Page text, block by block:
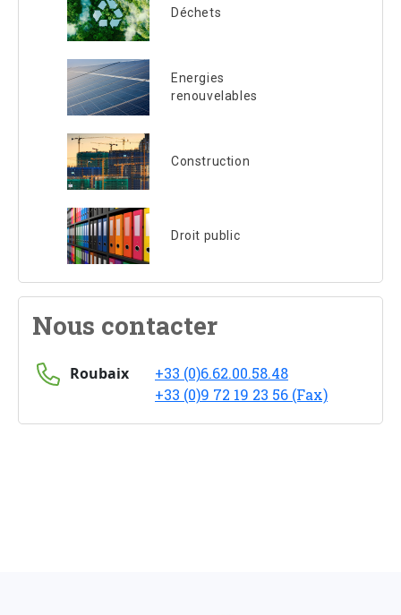
Déchets
Energies
renouvelables
Construction
Droit public
Nous contacter
Roubaix
+33 (0)6.62.00.58.48
+33 (0)9 72 19 23 56 (Fax)